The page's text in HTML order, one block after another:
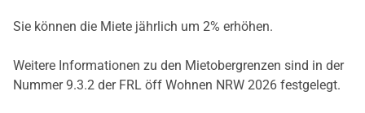
Sie können die Miete jährlich um 2% erhöhen.
Weitere Informationen zu den Mietobergrenzen sind in der
Nummer 9.3.2 der FRL öff Wohnen NRW 2026 festgelegt.